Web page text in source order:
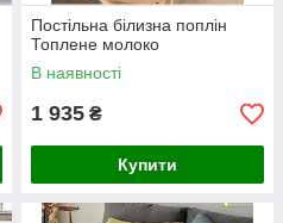
Постільна білизна поплін
Топлене молоко
В наявності
1 935 ₴
Купити